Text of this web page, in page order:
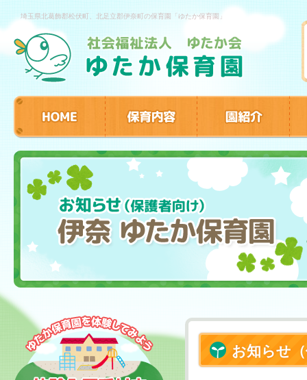
埼玉県北葛飾郡松伏町、北足立郡伊奈町の保育園「ゆたか保育園」
お知らせ